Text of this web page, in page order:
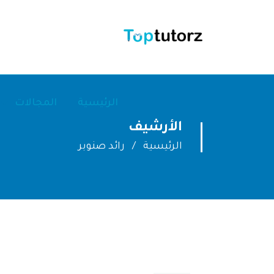
الرئيسية المجالات
الأرشيف
الرئيسية رائد صنوبر